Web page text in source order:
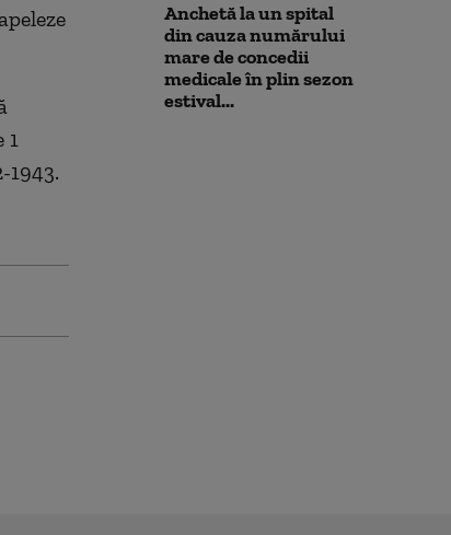
1
Anchetă la un spital
din cauza numărului
mare de concedii
medicale în plin sezon
estival...